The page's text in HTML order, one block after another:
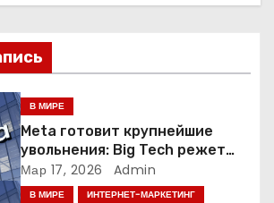
В МИРЕ
Meta готовит крупнейшие
увольнения: Big Tech режет
людей ради искусственного
интеллекта
Мар 17, 2026 Admin
В МИРЕ ИНТЕРНЕТ-МАРКЕТИНГ